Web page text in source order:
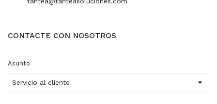
CONTACTE CON NOSOTROS
Asunto